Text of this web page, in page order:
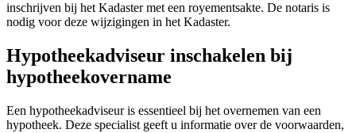
inschrijven bij het Kadaster met een royementsakte. De notaris is
nodig voor deze wijzigingen in het Kadaster.
Hypotheekadviseur inschakelen bij
hypotheekovername
Een hypotheekadviseur is essentieel bij het overnemen van een
hypotheek. Deze specialist geeft u informatie over de voorwaarden,